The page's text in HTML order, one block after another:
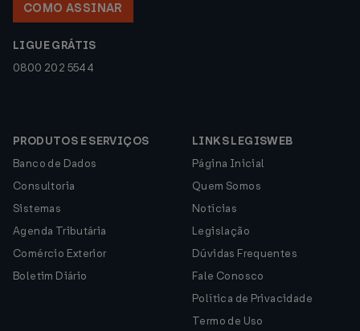
COMO ASSINAR
LIGUE GRÁTIS
0800 202 5544
PRODUTOS E SERVIÇOS
Banco de Dados
Consultoria
Sistemas
Agenda Tributária
Comércio Exterior
Boletim Diário
LINKS LEGISWEB
Página Inicial
Quem Somos
Notícias
Legislação
Dúvidas Frequentes
Fale Conosco
Política de Privacidade
Termo de Uso